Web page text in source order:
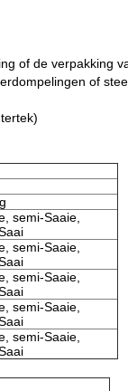
of de verpakking
of
semi-Saaie,
semi-Saaie,
semi-Saaie,
semi-Saaie,
semi-Saaie,